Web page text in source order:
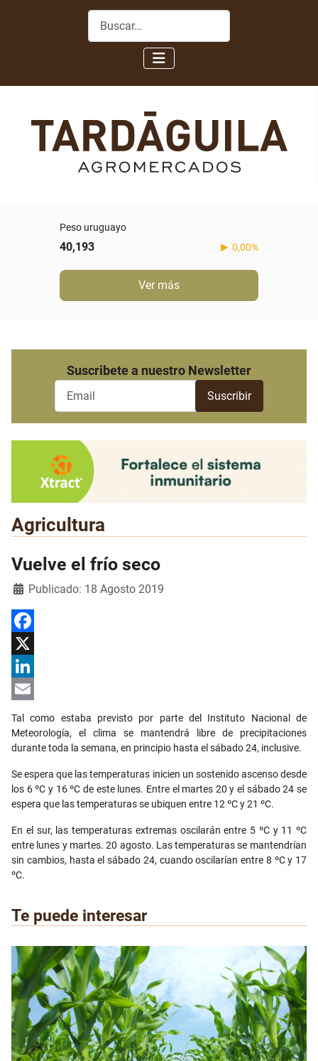
Buscar
Peso uruguayo
40,193 0,00%
Ver más
Suscribete a nuestro Newsletter
Agricultura
Vuelve el frío seco
Detalles
Publicado: 18 Agosto 2019
Facebook
X
LinkedIn
Email
Tal como estaba previsto por parte del Instituto Nacional de
Meteorología, el clima se mantendrá libre de precipitaciones
durante toda la semana, en principio hasta el sábado 24, inclusive.
Se espera que las temperaturas inicien un sostenido ascenso desde
los 6ºC y 16ºC de este lunes. Entre el martes 20 y el sábado 24 se
espera que las temperaturas se ubiquen entre 12 ºC y 21 ºC.
En el sur, las temperaturas extremas oscilarán entre 5 ºC y 11 ºC
entre lunes y martes.20 agosto. Las temperaturasse mantendrían
sin cambios, hasta el sábado 24, cuando oscilarían entre 8 ºC y 17
ºC.
Te puede interesar